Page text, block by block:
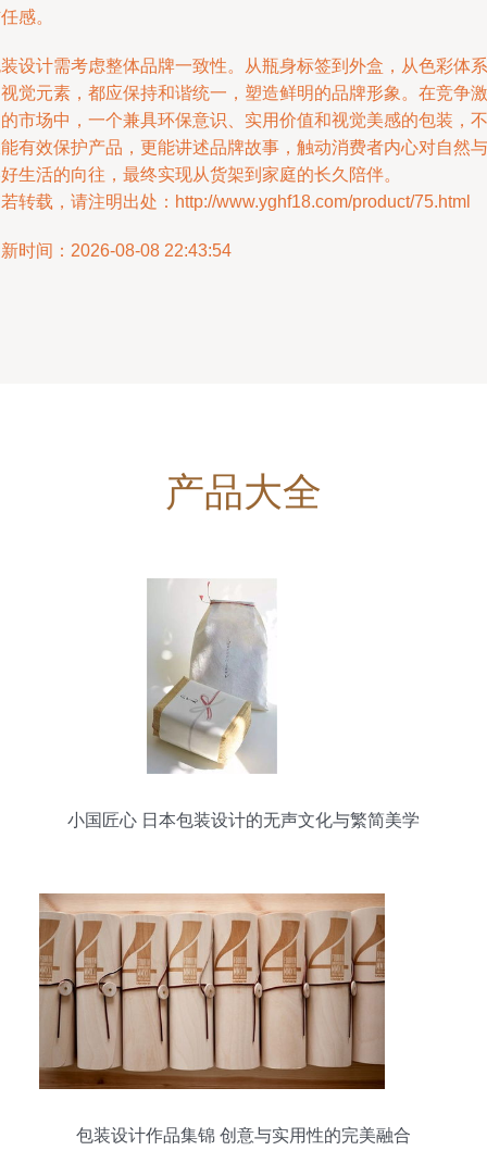
感。
设计需考虑整体品牌一致性。从瓶身标签到外盒，从色彩体系
觉元素，都应保持和谐统一，塑造鲜明的品牌形象。在竞争激
市场中，一个兼具环保意识、实用价值和视觉美感的包装，不
有效保护产品，更能讲述品牌故事，触动消费者内心对自然与
生活的向往，最终实现从货架到家庭的长久陪伴。
转载，请注明出处：http://www.yghf18.com/product/75.html
时间：2026-08-08 22:43:54
产品大全
小国匠心 日本包装设计的无声文化与繁简美学
包装设计作品集锦 创意与实用性的完美融合